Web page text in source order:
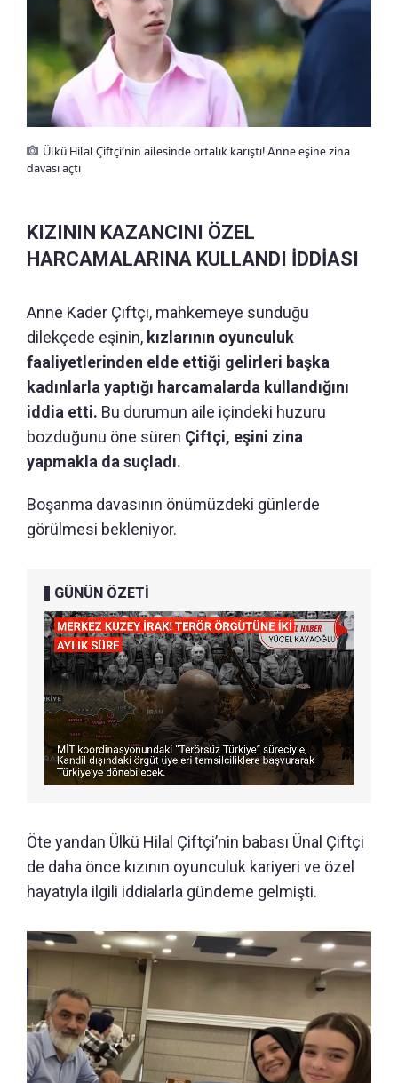
Ülkü Hilal Çiftçi’nin ailesinde ortalık karıştı! Anne eşine zina
davası açtı
KIZININ KAZANCINI ÖZEL
HARCAMALARINA KULLANDI İDDİASI
Anne Kader Çiftçi, mahkemeye sunduğu
dilekçede eşinin, kızlarının oyunculuk
faaliyetlerinden elde ettiği gelirleri başka
kadınlarla yaptığı harcamalarda kullandığını
iddia etti. Bu durumun aile içindeki huzuru
bozduğunu öne süren Çiftçi, eşini zina
yapmakla da suçladı.
Boşanma davasının önümüzdeki günlerde
görülmesi bekleniyor.
GÜNÜN ÖZETİ
Öte yandan Ülkü Hilal Çiftçi’nin babası Ünal Çiftçi
de daha önce kızının oyunculuk kariyeri ve özel
hayatıyla ilgili iddialarla gündeme gelmişti.